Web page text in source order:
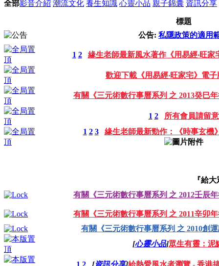
全部影音介紹 潮流文化 養生知識 心靈小品 親子錦囊 資訊分享
標題
公告: 私隱政策的適用
1 2 緣生老師最新風水著作《用易經‧旺家
歡迎下載《用易經‧旺家宅》電子
有關《三元術數行事曆系列 之 2013癸巳
1 2
所有會員請留意
1 2 3 緣生老師最新勁作：《時事玄機
『給
有關《三元術數行事曆系列 之 2012壬辰
有關《三元術數行事曆系列 之 2011辛卯
有關《三元術數行事曆系列 之 2010創
[心靈小品]眾生有靈：泥